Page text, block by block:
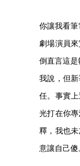
你讓我看
劇場演員
倒直言這是
我說，但
任。事實
光打在你
釋，我也
意讓自己傻